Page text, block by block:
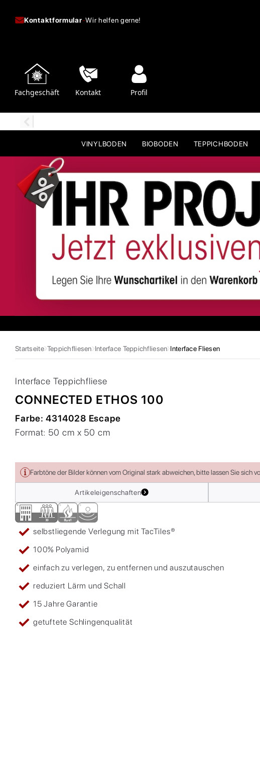
Kontaktformular-Wir helfen gerne!
Fachgeschäft Kontakt Profil
VINYLBODEN BIOBODEN TEPPICHBODEN
Startseite Teppichfliesen Interface Teppichfliesen Interface Fliesen
Interface Teppichfliese
CONNECTED ETHOS 100
Farbe:4314028 Escape
Format: 50 cm x 50 cm
Farbtöne der Bilder können vom Original stark abweichen, bitte lassen Sie sich
Artikeleigenschaften
selbstliegende Verlegung mit TacTiles®
100% Polyamid
einfach zu verlegen, zu entfernen und auszutauschen
reduziert Lärm und Schall
15 Jahre Garantie
getuftete Schlingenqualität